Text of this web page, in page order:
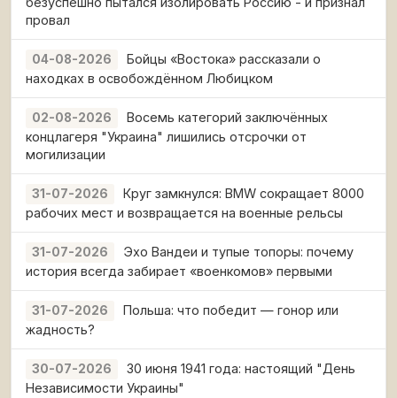
провал
04-08-2026
Бойцы «Востока» рассказали о
находках в освобождённом Любицком
02-08-2026
Восемь категорий заключённых
концлагеря "Украина" лишились отсрочки от
могилизации
31-07-2026
Круг замкнулся: BMW сокращает 8000
рабочих мест и возвращается на военные рельсы
31-07-2026
Эхо Вандеи и тупые топоры: почему
история всегда забирает «военкомов» первыми
31-07-2026
Польша: что победит — гонор или
жадность?
30-07-2026
30 июня 1941 года: настоящий "День
Независимости Украины"